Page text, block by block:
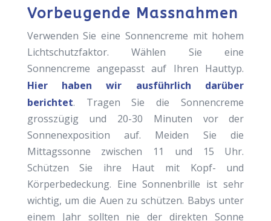
Vorbeugende Massnahmen
Verwenden Sie eine Sonnencreme mit hohem
Lichtschutzfaktor. Wählen Sie eine
Sonnencreme angepasst auf Ihren Hauttyp.
Hier haben wir ausführlich darüber
berichtet. Tragen Sie die Sonnencreme
grosszügig und 20-30 Minuten vor der
Sonnenexposition auf. Meiden Sie die
Mittagssonne zwischen 11 und 15 Uhr.
Schützen Sie ihre Haut mit Kopf- und
Körperbedeckung. Eine Sonnenbrille ist sehr
wichtig, um die Auen zu schützen. Babys unter
einem Jahr sollten nie der direkten Sonne